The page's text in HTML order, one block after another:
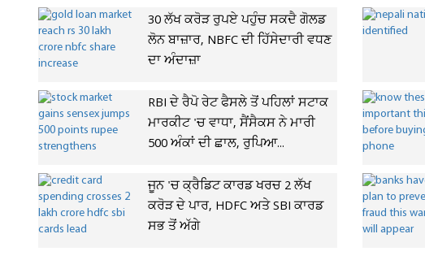
30 ਲੱਖ ਕਰੋੜ ਰੁਪਏ ਪਹੁੰਚ ਸਕਦੈ ਗੋਲਡ
ਲੋਨ ਬਾਜ਼ਾਰ, NBFC ਦੀ ਹਿੱਸੇਦਾਰੀ ਵਧਣ
ਦਾ ਅੰਦਾਜ਼ਾ
RBI ਦੇ ਰੈਪੋ ਰੇਟ ਫੈਸਲੇ ਤੋਂ ਪਹਿਲਾਂ ਸਟਾਕ
ਮਾਰਕੀਟ 'ਚ ਵਾਧਾ, ਸੈਂਸੈਕਸ ਨੇ ਮਾਰੀ
500 ਅੰਕਾਂ ਦੀ ਛਾਲ, ਰੁਪਿਆ...
ਜੂਨ 'ਚ ਕ੍ਰੈਡਿਟ ਕਾਰਡ ਖਰਚ 2 ਲੱਖ
ਕਰੋੜ ਦੇ ਪਾਰ, HDFC ਅਤੇ SBI ਕਾਰਡ
ਸਭ ਤੋਂ ਅੱਗੇ